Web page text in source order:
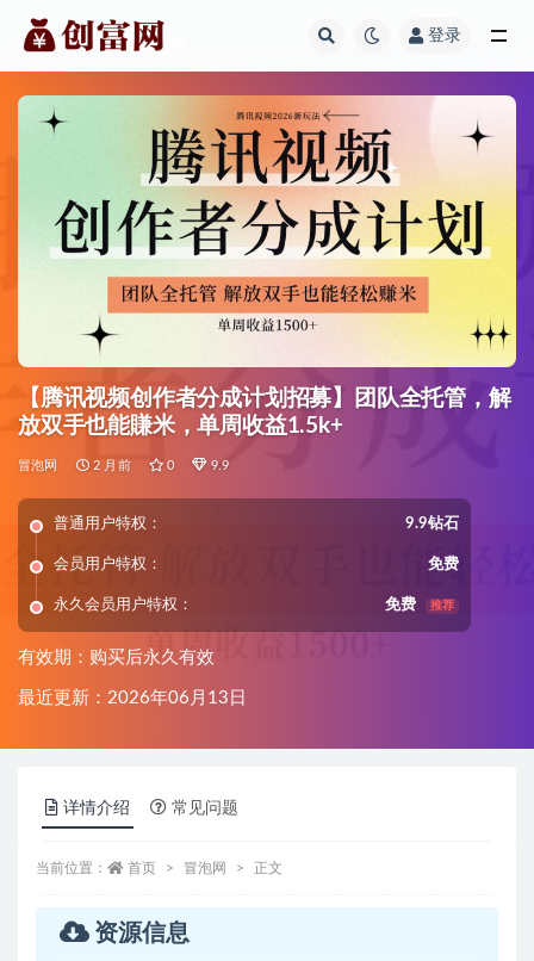
登录
【腾讯视频创作者分成计划招募】团队全托管，解
放双手也能賺米，单周收益1.5k+
冒泡网 2 月前 0 9.9
普通用户特权： 9.9钻石
会员用户特权： 免费
永久会员用户特权： 免费 推荐
有效期：购买后永久有效
最近更新：2026年06月13日
详情介绍 常见问题
当前位置： 首页 冒泡网 正文
资源信息